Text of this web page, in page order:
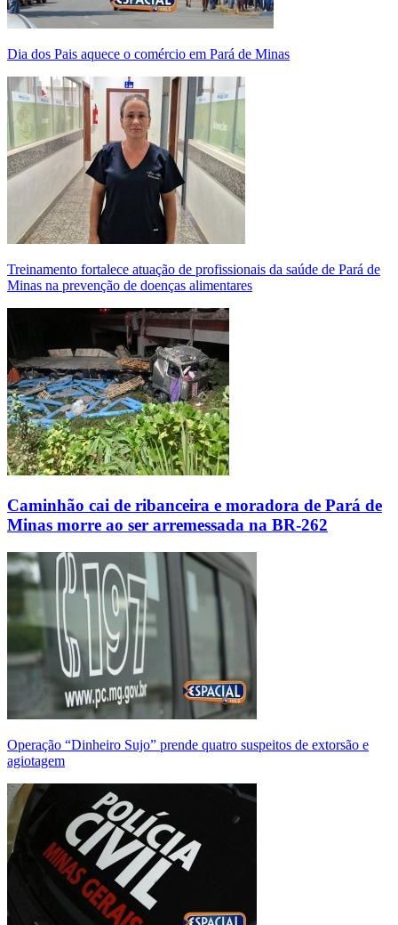
Dia dos Pais aquece o comércio em Pará de Minas
Treinamento fortalece atuação de profissionais da saúde de Pará de
Minas na prevenção de doenças alimentares
Caminhão cai de ribanceira e moradora de Pará de
Minas morre ao ser arremessada na BR-262
Operação “Dinheiro Sujo” prende quatro suspeitos de extorsão e
agiotagem